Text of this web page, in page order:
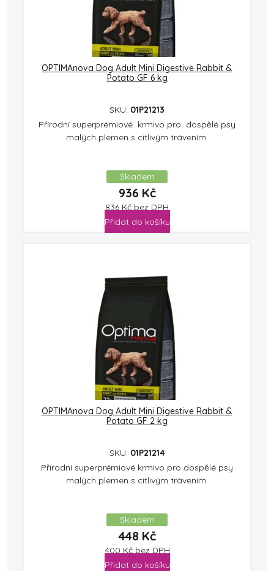
OPTIMAnova Dog Adult Mini Digestive Rabbit &
Potato GF 6 kg
SKU: 01P21213
Přírodní superprémiové krmivo pro dospělé psy
malých plemen s citlivým trávením.
Skladem
936 Kč
836 Kč bez DPH
Přidat do košíku
OPTIMAnova Dog Adult Mini Digestive Rabbit &
Potato GF 2 kg
SKU: 01P21214
Přírodní superprémiové krmivo pro dospělé psy
malých plemen s citlivým trávením.
Skladem
448 Kč
400 Kč bez DPH
Přidat do košíku